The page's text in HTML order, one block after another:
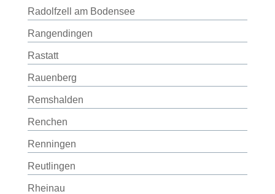
Radolfzell am Bodensee
Rangendingen
Rastatt
Rauenberg
Remshalden
Renchen
Renningen
Reutlingen
Rheinau